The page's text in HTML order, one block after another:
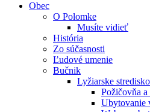
Obec
O Polomke
Musíte vidieť
História
Zo súčasnosti
Ľudové umenie
Bučnik
Lyžiarske stredisko
Požičovňa a
Ubytovanie